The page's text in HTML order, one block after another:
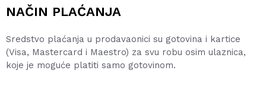
NAČIN PLAĆANJA
Sredstvo plaćanja u prodavaonici su gotovina i kartice
(Visa, Mastercard i Maestro) za svu robu osim ulaznica,
koje je moguće platiti samo gotovinom.